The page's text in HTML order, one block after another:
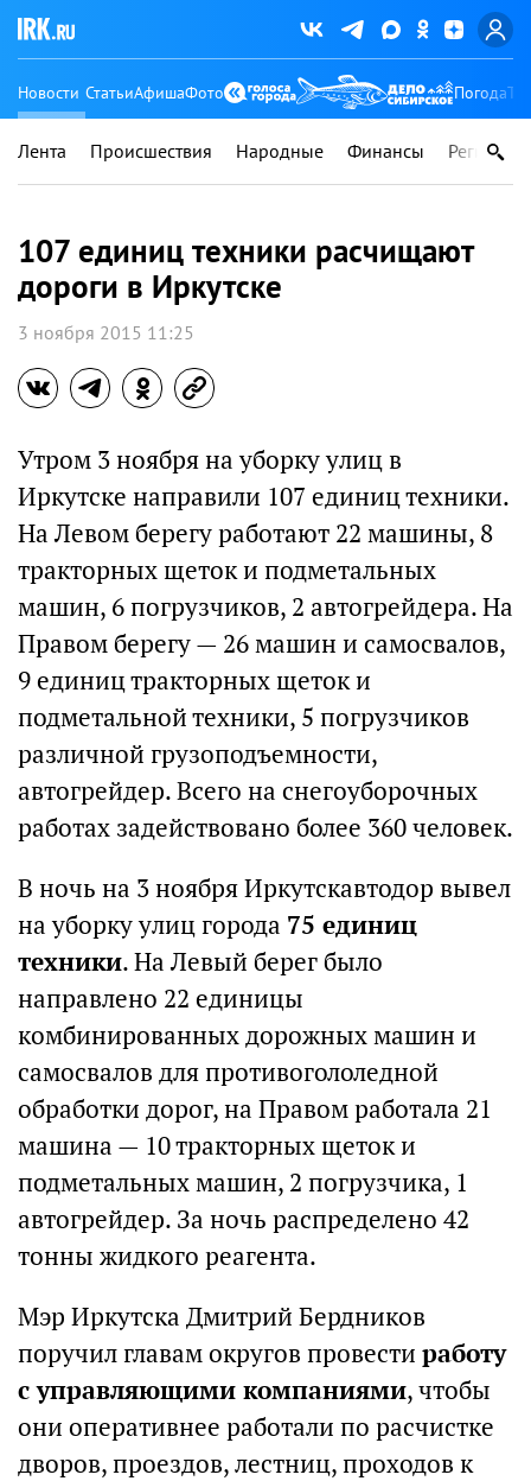
Новости СтатьиАфишаФото Погода
Лента Происшествия Народные Финансы Регионы
107 единиц техники расчищают
дороги в Иркутске
3 ноября 2015 11:25
Утром 3 ноября на уборку улиц в
Иркутске направили 107 единиц техники.
На Левом берегу работают 22 машины, 8
тракторных щеток и подметальных
машин, 6 погрузчиков, 2 автогрейдера. На
Правом берегу — 26 машин и самосвалов,
9 единиц тракторных щеток и
подметальной техники, 5 погрузчиков
различной грузоподъемности,
автогрейдер. Всего на снегоуборочных
работах задействовано более 360 человек.
В ночь на 3 ноября Иркутскавтодор вывел
на уборку улиц города 75 единиц
техники. На Левый берег было
направлено 22 единицы
комбинированных дорожных машин и
самосвалов для противогололедной
обработки дорог, на Правом работала 21
машина — 10 тракторных щеток и
подметальных машин, 2 погрузчика, 1
автогрейдер. За ночь распределено 42
тонны жидкого реагента.
Мэр Иркутска Дмитрий Бердников
поручил главам округов провести работу
с управляющими компаниями, чтобы
они оперативнее работали по расчистке
дворов, проездов, лестниц, проходов к